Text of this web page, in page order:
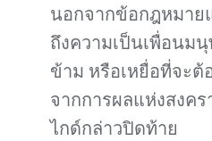
นอกจากข้อกฎหมาย
ถึงความเป็นเพื่อนม
ข้าม หรือเหยื่อที่จะต้
จากการผลแห่งสงค
ไกด์กล่าวปิดท้าย